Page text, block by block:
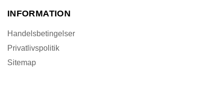
INFORMATION
Handelsbetingelser
Privatlivspolitik
Sitemap